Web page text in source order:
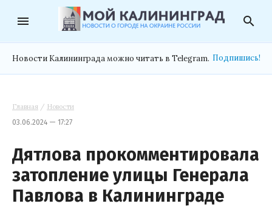
menu search
Новости Калининграда можно читать в Telegram. Подпишись!
Главная / Новости
03.06.2024 — 17:27
Дятлова прокомментировала
затопление улицы Генерала
Павлова в Калининграде